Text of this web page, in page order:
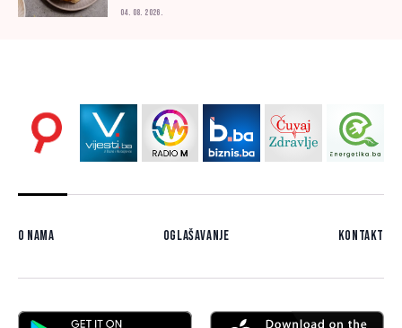
04. 08. 2026.
O nama Oglašavanje Kontakt